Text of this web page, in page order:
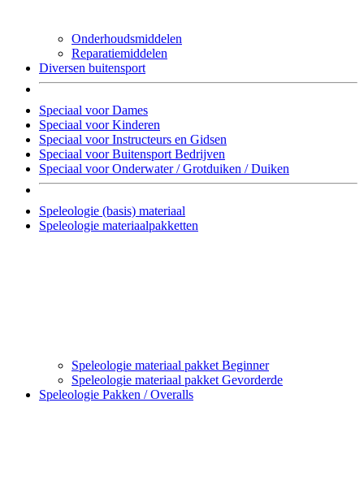
Onderhoudsmiddelen
Reparatiemiddelen
Diversen buitensport
Speciaal voor Dames
Speciaal voor Kinderen
Speciaal voor Instructeurs en Gidsen
Speciaal voor Buitensport Bedrijven
Speciaal voor Onderwater / Grotduiken / Duiken
Speleologie (basis) materiaal
Speleologie materiaalpakketten
Speleologie materiaal pakket Beginner
Speleologie materiaal pakket Gevorderde
Speleologie Pakken / Overalls